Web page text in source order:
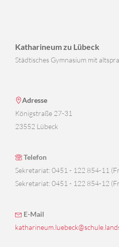
Katharineum zu Lübeck
Städtisches Gymnasium mit
Adresse
Königstraße 27-31
23552 Lübeck
Telefon
Sekretariat: 0451 - 122 854-11
Sekretariat: 0451 - 122 854-12
E-Mail